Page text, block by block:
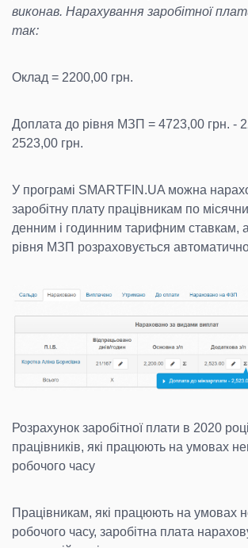
виконав. Нарахування заробітної
так:
Оклад = 2200,00 грн.
Доплата до рівня МЗП = 4723,00 грн. -
2523,00 грн.
У програмі SMARTFIN.UA можна
заробітну плату працівникам по
денним і годинним тарифним ставкам,
рівня МЗП розраховується
Розрахунок заробітної плати в 2020
працівників, які працюють на умовах
робочого часу
Працівникам, які працюють на умовах
робочого часу, заробітна плата